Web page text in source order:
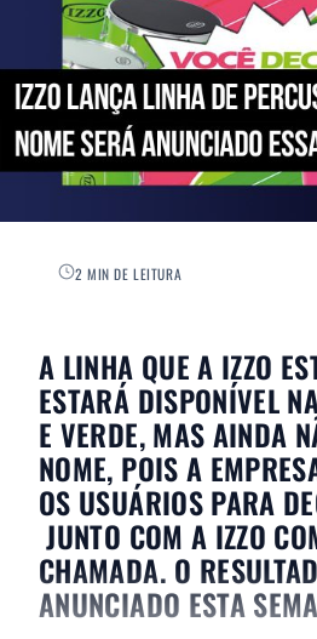
2 MIN DE LEITURA
A LINHA QUE A IZZO
ESTARÁ DISPONÍVEL
E VERDE, MAS AINDA
NOME, POIS A
OS USUÁRIOS PARA
JUNTO COM A IZZO
CHAMADA. O
ANUNCIADO ESTA